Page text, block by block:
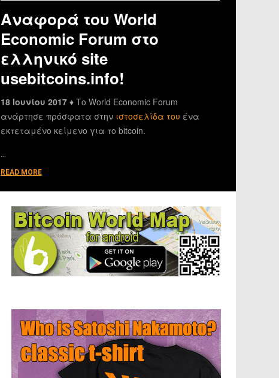
Αναφορά του World
Economic Forum στο
ελληνικό site
usebitcoins.info!
18 Ιουνίου 2017 ♦ Το World Economic Forum
ανάρτησε πρόσφατα στην ιστοσελίδα του ένα
εκτεταμένο κείμενο για το bitcoin.
READ MORE